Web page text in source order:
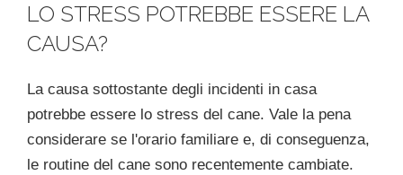
LO STRESS POTREBBE ESSERE LA
CAUSA?
La causa sottostante degli incidenti in casa
potrebbe essere lo stress del cane. Vale la pena
considerare se l'orario familiare e, di conseguenza,
le routine del cane sono recentemente cambiate.